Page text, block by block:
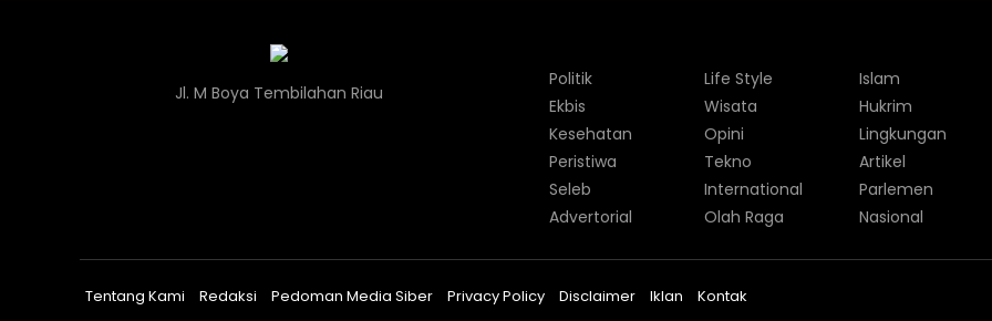
Jl. M Boya Tembilahan Riau
Politik
Ekbis
Kesehatan
Peristiwa
Seleb
Advertorial
Life Style
Wisata
Opini
Tekno
International
Olah Raga
Islam
Hukrim
Lingkungan
Artikel
Parlemen
Nasional
Tentang Kami Redaksi Pedoman Media Siber Privacy Policy Disclaimer Iklan Kontak